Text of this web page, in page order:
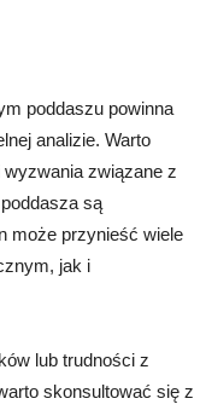
poddaszu powinna
analizie. Warto
związane z
są
może przynieść wiele
jak i
lub trudności z
skonsultować się z